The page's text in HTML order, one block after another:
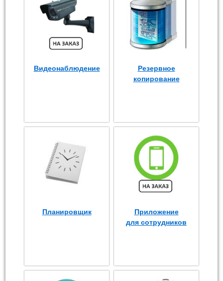
Видеонаблюдение
Резервное
копирование
Планировщик
Приложение
для сотрудников